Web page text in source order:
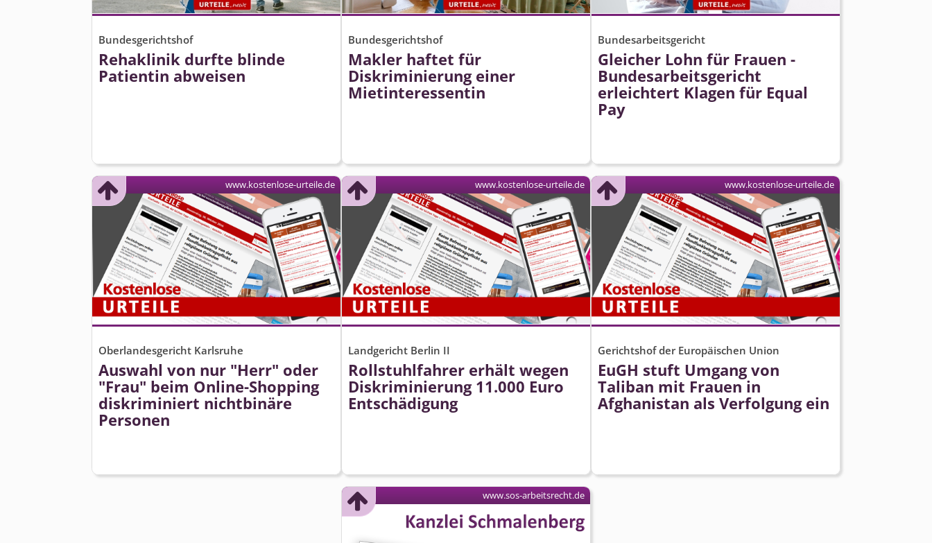
Bundesgerichtshof
Rehaklinik durfte blinde
Patientin abweisen
Bundesgerichtshof
Makler haftet für
Diskriminierung einer
Mietinteressentin
Bundesarbeitsgericht
Gleicher Lohn für Frauen -
Bundesarbeits­gericht
erleichtert Klagen für Equal
Pay
Oberlandesgericht Karlsruhe
Auswahl von nur "Herr" oder
"Frau" beim Online-Shopping
diskriminiert nichtbinäre
Personen
www.kostenlose-urteile.de
Landgericht Berlin II
Rollstuhlfahrer erhält wegen
Diskriminierung 11.000 Euro
Entschädigung
www.kostenlose-urteile.de
Gerichtshof der Europäischen Union
EuGH stuft Umgang von
Taliban mit Frauen in
Afghanistan als Verfolgung ein
www.kostenlose-urteile.de
www.sos-arbeitsrecht.de